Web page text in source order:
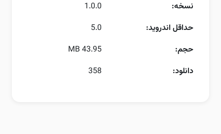
نسخه:
1.0.0
حداقل اندروید:
5.0
حجم:
43.95 MB
دانلود:
358